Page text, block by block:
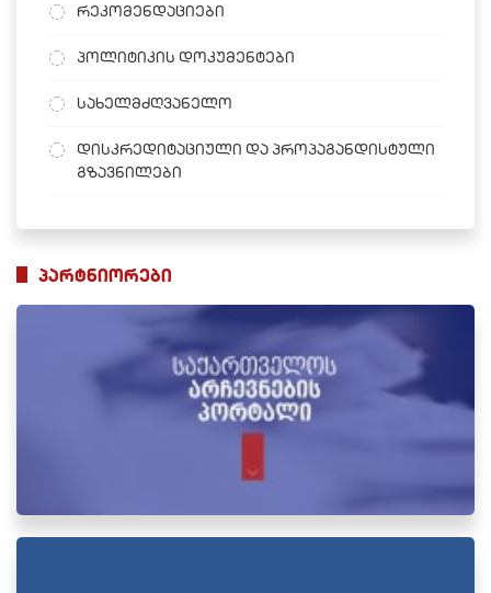
რეკომენდაციები
პოლიტიკის დოკუმენტები
სახელმძღვანელო
დისკრედიტაციული და პროპაგანდისტული
გზავნილები
პარტნიორები